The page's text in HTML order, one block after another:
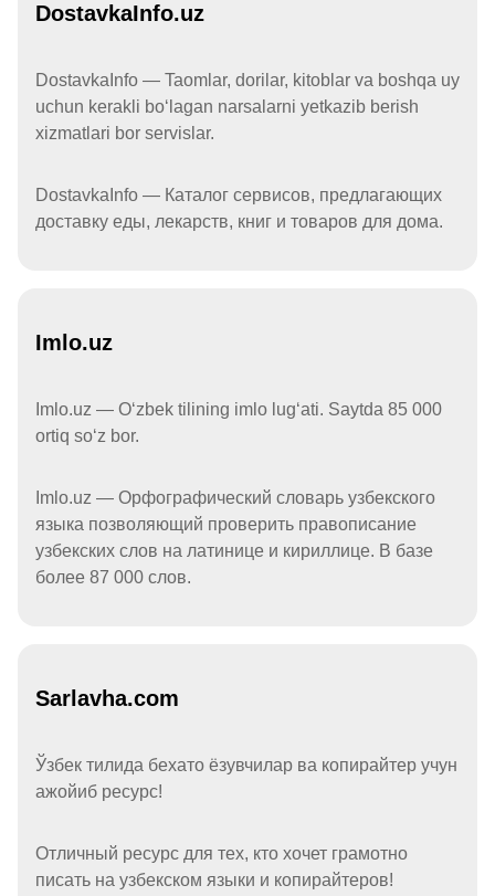
DostavkaInfo.uz
DostavkaInfo — Taomlar, dorilar, kitoblar va boshqa uy
uchun kerakli boʻlagan narsalarni yetkazib berish
xizmatlari bor servislar.
DostavkaInfo — Каталог сервисов, предлагающих
доставку еды, лекарств, книг и товаров для дома.
Imlo.uz
Imlo.uz — Oʻzbek tilining imlo lugʻati. Saytda 85 000
ortiq soʻz bor.
Imlo.uz — Орфографический словарь узбекского
языка позволяющий проверить правописание
узбекских слов на латинице и кириллице. В базе
более 87 000 слов.
Sarlavha.com
Ўзбек тилида бехато ёзувчилар ва копирайтер учун
ажойиб ресурс!
Отличный ресурс для тех, кто хочет грамотно
писать на узбекском языки и копирайтеров!